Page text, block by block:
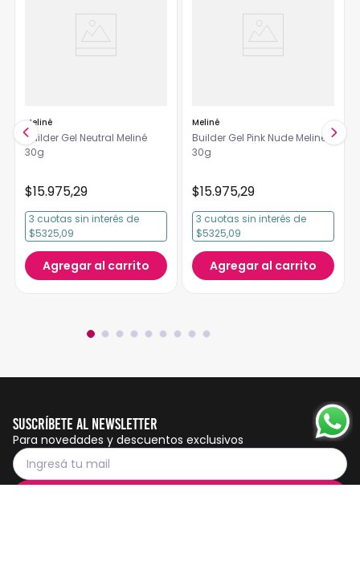
Meliné
Builder Gel Neutral Meliné
30g
$15.975,29
3 cuotas sin interés de
$5325,09
Agregar al carrito
Meliné
Builder Gel Pink Nude Meliné
30g
$15.975,29
3 cuotas sin interés de
$5325,09
Agregar al carrito
Suscríbete al Newsletter
Para novedades y descuentos exclusivos